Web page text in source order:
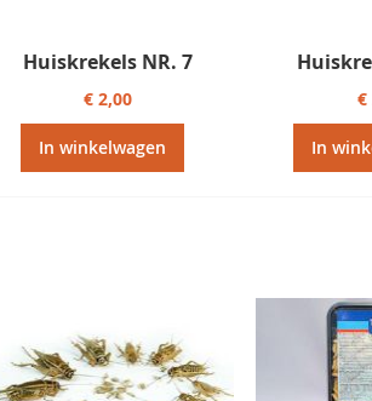
Huiskrekels NR. 7
€ 2,00
In winkelwagen
€
In